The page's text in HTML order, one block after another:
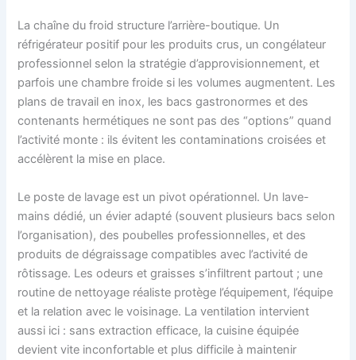
La chaîne du froid structure l’arrière-boutique. Un
réfrigérateur positif pour les produits crus, un congélateur
professionnel selon la stratégie d’approvisionnement, et
parfois une chambre froide si les volumes augmentent. Les
plans de travail en inox, les bacs gastronormes et des
contenants hermétiques ne sont pas des “options” quand
l’activité monte : ils évitent les contaminations croisées et
accélèrent la mise en place.
Le poste de lavage est un pivot opérationnel. Un lave-
mains dédié, un évier adapté (souvent plusieurs bacs selon
l’organisation), des poubelles professionnelles, et des
produits de dégraissage compatibles avec l’activité de
rôtissage. Les odeurs et graisses s’infiltrent partout ; une
routine de nettoyage réaliste protège l’équipement, l’équipe
et la relation avec le voisinage. La ventilation intervient
aussi ici : sans extraction efficace, la cuisine équipée
devient vite inconfortable et plus difficile à maintenir